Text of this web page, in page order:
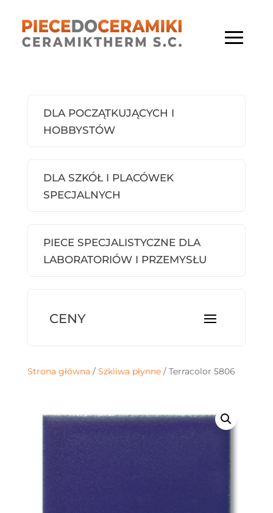
DLA POCZĄTKUJĄCYCH I
HOBBYSTÓW
DLA SZKÓŁ I PLACÓWEK
SPECJALNYCH
PIECE SPECJALISTYCZNE DLA
LABORATORIÓW I PRZEMYSŁU
Strona główna / Szkliwa płynne/ Terracolor 5806